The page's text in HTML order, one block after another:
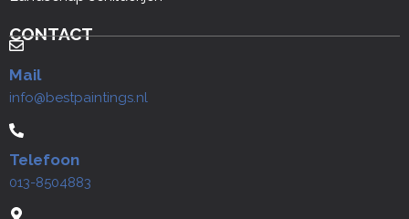
CONTACT
Mail
info@bestpaintings.nl
Telefoon
013-8504883